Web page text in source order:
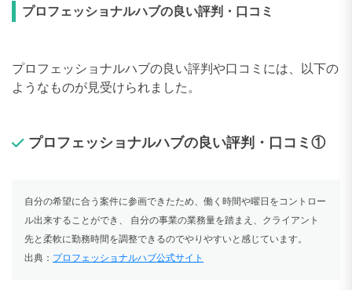
プロフェッショナルハブの良い評判・口コミ
プロフェッショナルハブの良い評判や口コミには、以下の
ようなものが見受けられました。
プロフェッショナルハブの良い評判・口コミ①
自分の希望に合う案件に参画できたため、働く時間や曜日をコントロー
ル出来することができ、 自分の事業の業務量を踏まえ、クライアント
先と柔軟に勤務時間を調整できるのでやりやすいと感じています。
出典： プロフェッショナルハブ公式サイト